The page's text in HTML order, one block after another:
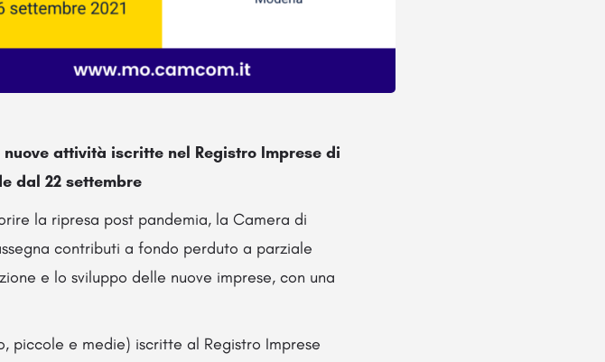
attività iscritte nel Registro Imprese di
dal 22 settembre
la ripresa post pandemia, la Camera di
contributi a fondo perduto a parziale
e lo sviluppo delle nuove imprese, con una
piccole e medie) iscritte al Registro Imprese